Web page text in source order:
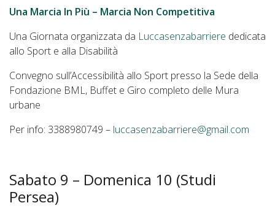
Una Marcia In Più – Marcia Non Competitiva
Una Giornata organizzata da Luccasenzabarriere dedicata
allo Sport e alla Disabilità
Convegno sull’Accessibilità allo Sport presso la Sede della
Fondazione BML, Buffet e Giro completo delle Mura
urbane
Per info: 3388980749 – luccasenzabarriere@gmail.com
Sabato 9 – Domenica 10 (Studi
Persea)